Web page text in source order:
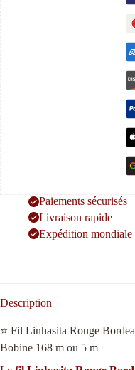
Paiements sécurisés
Livraison rapide
Expédition mondiale
Description
⭐ Fil Linhasita Rouge
Bobine 168 m ou 5 m